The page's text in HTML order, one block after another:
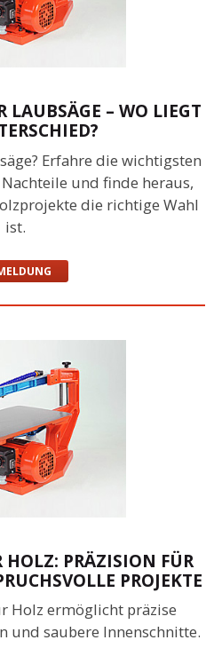
LAUBSÄGE – WO LIEGT
Erfahre die wichtigsten
und finde heraus,
die richtige Wahl
ist.
HOLZ: PRÄZISION FÜR
PROJEKTE
Holz ermöglicht präzise
und saubere Innenschnitte.